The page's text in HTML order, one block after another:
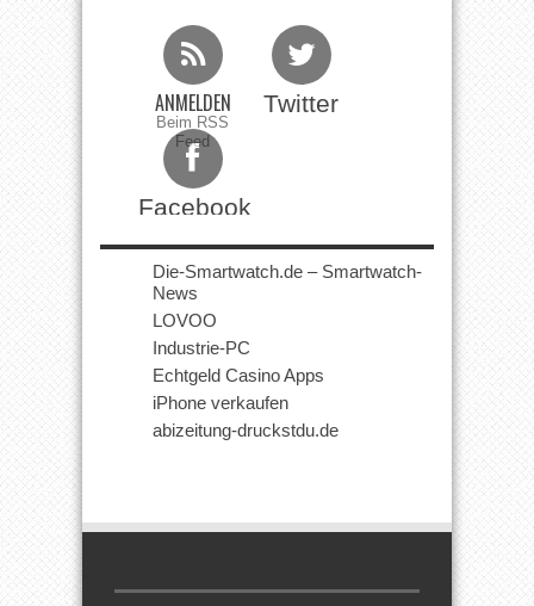
ANMELDEN
Beim RSS
Feed
Twitter
Facebook
Die-Smartwatch.de – Smartwatch-
News
LOVOO
Industrie-PC
Echtgeld Casino Apps
iPhone verkaufen
abizeitung-druckstdu.de